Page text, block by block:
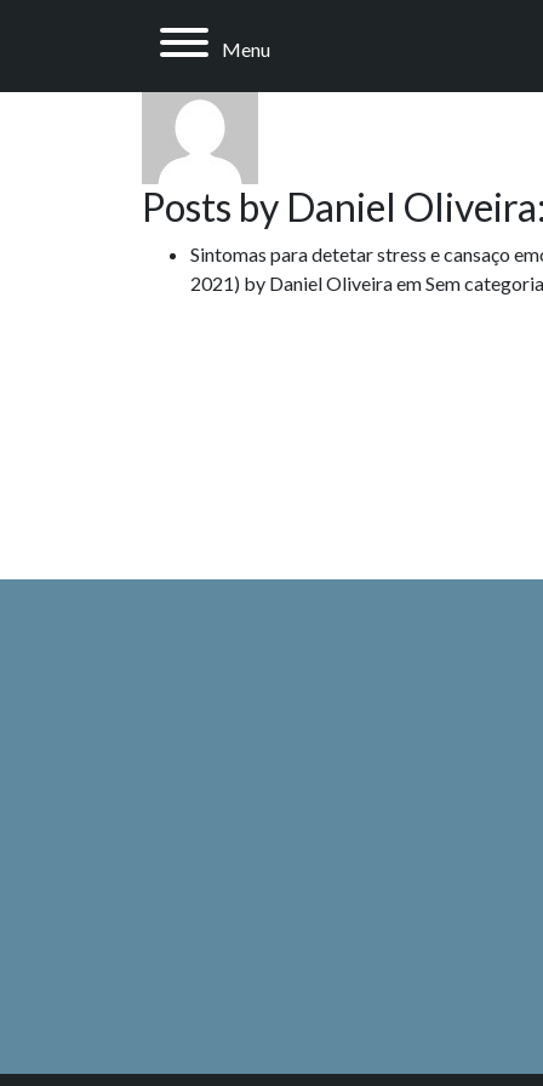
Menu
Sobre: Daniel
Posts by Daniel
Sintomas para detetar stress e cansaço
2021) by Daniel OliveiraemSem categoria